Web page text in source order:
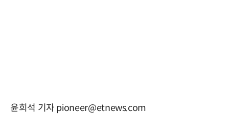
윤희석 기자 pioneer@etnews.com